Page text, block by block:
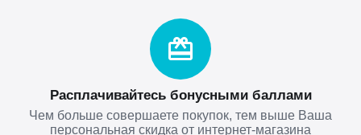
Расплачивайтесь бонусными баллами
Чем больше совершаете покупок, тем выше Ваша
персональная скидка от интернет-магазина